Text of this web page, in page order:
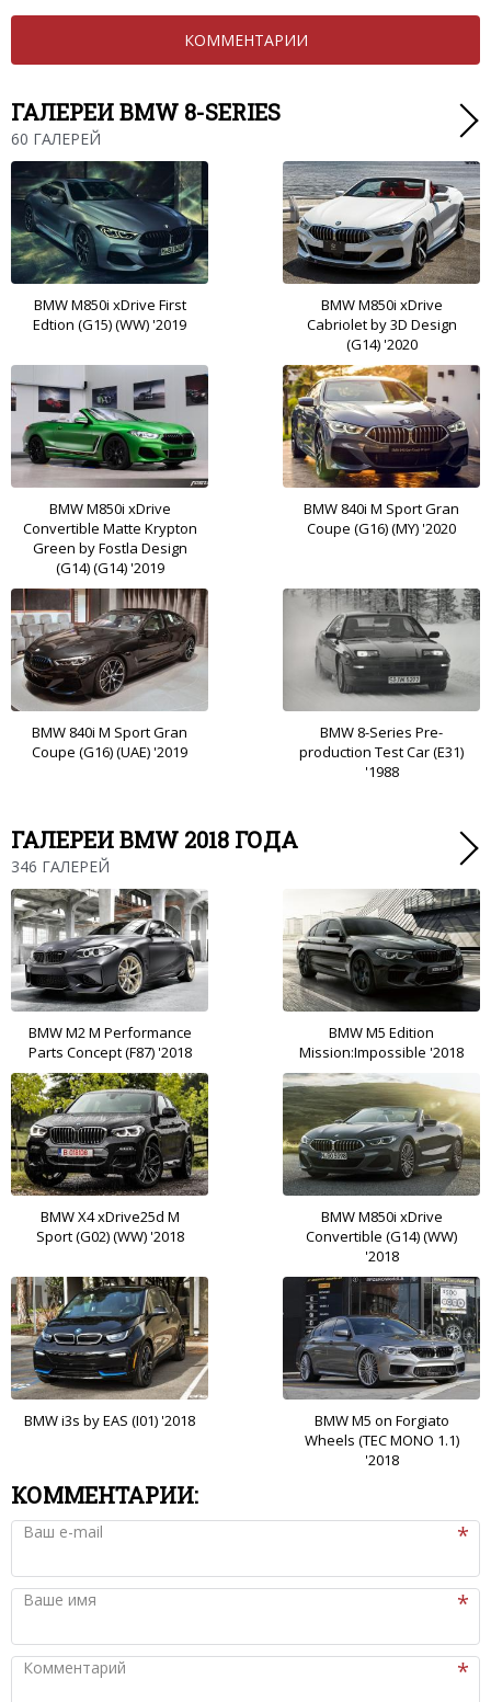
КОММЕНТАРИИ
ГАЛЕРЕИ BMW 8-SERIES
60 ГАЛЕРЕЙ
BMW M850i xDrive First
Edtion (G15) (WW) '2019
BMW M850i xDrive
Cabriolet by 3D Design
(G14) '2020
BMW M850i xDrive
Convertible Matte Krypton
Green by Fostla Design
(G14) (G14) '2019
BMW 840i M Sport Gran
Coupe (G16) (MY) '2020
BMW 840i M Sport Gran
Coupe (G16) (UAE) '2019
BMW 8-Series Pre-
production Test Car (E31)
'1988
ГАЛЕРЕИ BMW 2018 ГОДА
346 ГАЛЕРЕЙ
BMW M2 M Performance
Parts Concept (F87) '2018
BMW M5 Edition
Mission:Impossible '2018
BMW X4 xDrive25d M
Sport (G02) (WW) '2018
BMW M850i xDrive
Convertible (G14) (WW)
'2018
BMW i3s by EAS (I01) '2018
BMW M5 on Forgiato
Wheels (TEC MONO 1.1)
'2018
КОММЕНТАРИИ:
Ваш e-mail
Ваше имя
Комментарий